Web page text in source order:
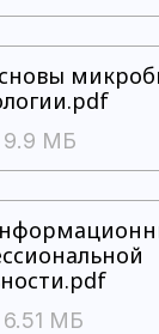
9.9 МБ
6.51 МБ